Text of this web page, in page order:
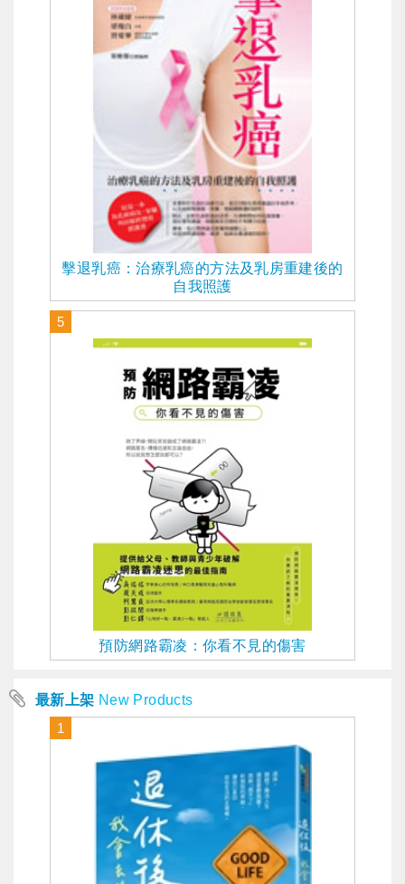
擊退乳癌：治療乳癌的方法及乳房重建後的
自我照護
5
預防網路霸凌：你看不見的傷害
最新上架 New Products
1